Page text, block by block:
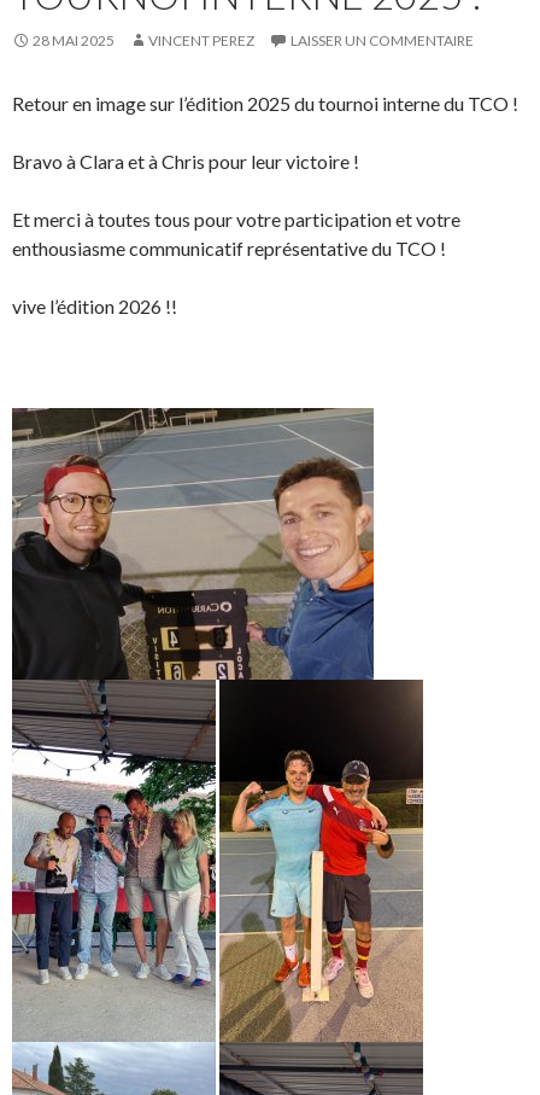
28 MAI 2025 VINCENT PEREZ LAISSER UN COMMENTAIRE
Retour en image sur l’édition 2025 du tournoi interne du TCO !
Bravo à Clara et à Chris pour leur victoire !
Et merci à toutes tous pour votre participation et votre
enthousiasme communicatif représentative du TCO !
vive l’édition 2026 !!